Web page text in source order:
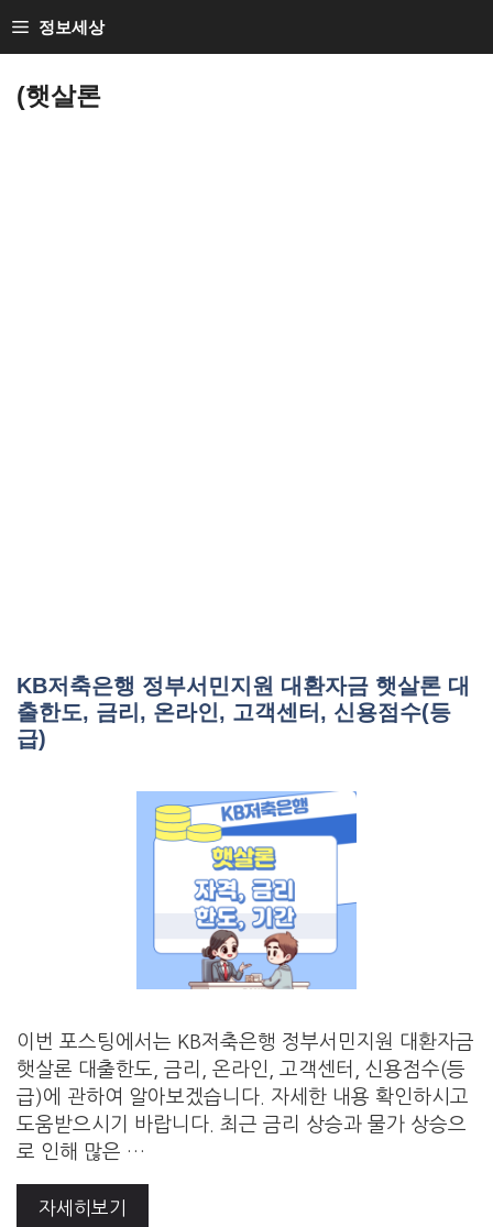
to
정보세상
(햇살론
KB저축은행 정부서민지원 대환자금 햇살론 대
출한도, 금리, 온라인, 고객센터, 신용점수(등
급)
이번 포스팅에서는 KB저축은행 정부서민지원 대환자금
햇살론 대출한도, 금리, 온라인, 고객센터, 신용점수(등
급)에 관하여 알아보겠습니다. 자세한 내용 확인하시고
도움받으시기 바랍니다. 최근 금리 상승과 물가 상승으
로 인해 많은 …
자세히보기